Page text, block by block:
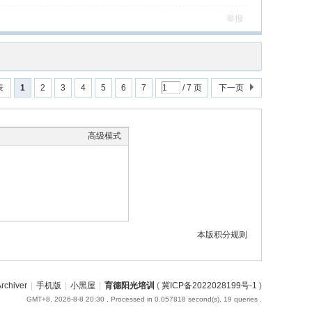
举报
1 2 3 4 5 6 7 / 7 页 下一页
高级模式
本版积分规则
手机版 小黑屋 育德阳光培训 ( 冀ICP备2022028199号-1 )
GMT+8, 2026-8-8 20:30 , Processed in 0.057818 second(s), 19 queries .